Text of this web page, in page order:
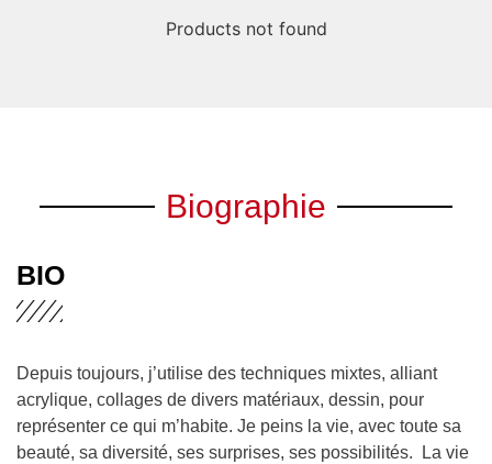
Products not found
Biographie
BIO
Depuis toujours, j’utilise des techniques mixtes, alliant
acrylique, collages de divers matériaux, dessin, pour
représenter ce qui m’habite. Je peins la vie, avec toute sa
beauté, sa diversité, ses surprises, ses possibilités. La vie